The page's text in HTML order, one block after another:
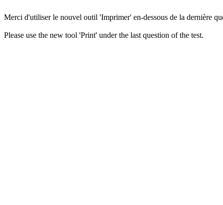
Merci d'utiliser le nouvel outil 'Imprimer' en-dessous de la dernière
Please use the new tool 'Print' under the last question of the test.